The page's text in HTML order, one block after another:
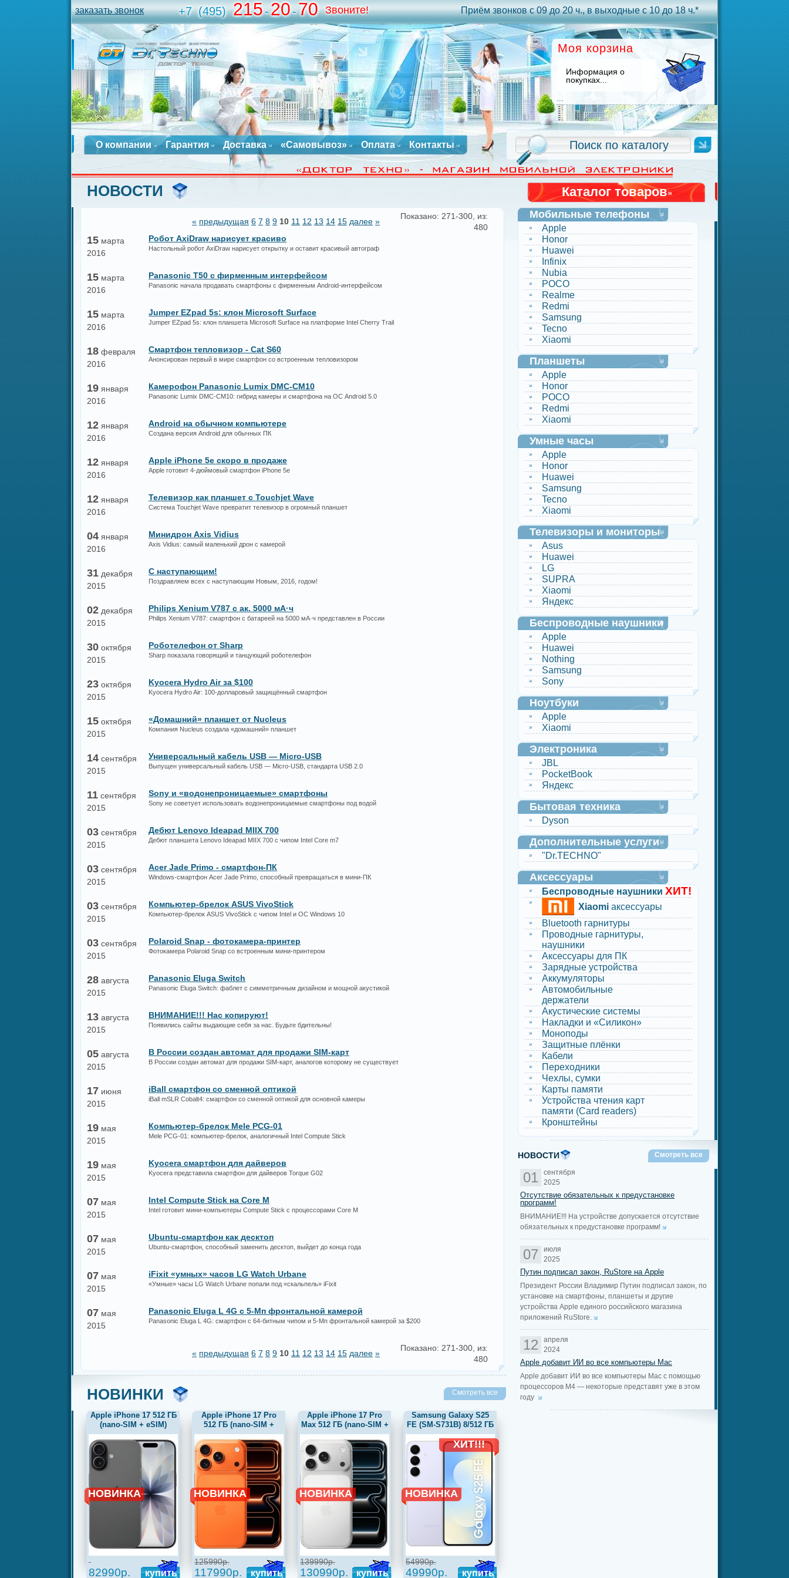
заказать звонок +7 (495) 215-20-70 Звоните! Приём звонков с 09 до 20 ч., в выходные с 10 до 18 ч.*
Моя корзина
Информация о
покупках...
О компании Гарантия Доставка «Самовывоз» Оплата Контакты
НОВОСТИ
« предыдущая 6 7 8 9 10 11 12 13 14 15 далее »
Показано: 271-300, из:
480
15 марта
2016
Робот AxiDraw нарисует красиво
Настольный робот AxiDraw нарисует открытку и оставит красивый автограф
15 марта
2016
Panasonic T50 с фирменным интерфейсом
Panasonic начала продавать смартфоны с фирменным Android-интерфейсом
15 марта
2016
Jumper EZpad 5s: клон Microsoft Surface
Jumper EZpad 5s: клон планшета Microsoft Surface на платформе Intel Cherry Trail
18 февраля
2016
Cмартфон тепловизор - Cat S60
Анонсирован первый в мире смартфон со встроенным тепловизором
19 января
2016
Камерофон Panasonic Lumix DMC-CM10
Panasonic Lumix DMC-CM10: гибрид камеры и смартфона на ОС Android 5.0
12 января
2016
Android на обычном компьютере
Создана версия Android для обычных ПК
12 января
2016
Apple iPhone 5e скоро в продаже
Apple готовит 4-дюймовый смартфон iPhone 5e
12 января
2016
Телевизор как планшет с Touchjet Wave
Система Touchjet Wave превратит телевизор в огромный планшет
04 января
2016
Минидрон Axis Vidius
Axis Vidius: самый маленький дрон с камерой
31 декабря
2015
С наступающим!
Поздравляем всех с наступающим Новым, 2016, годом!
02 декабря
2015
Philips Xenium V787 с ак. 5000 мА·ч
Philips Xenium V787: смартфон с батареей на 5000 мА·ч представлен в России
30 октября
2015
Роботелефон от Sharp
Sharp показала говорящий и танцующий роботелефон
23 октября
2015
Kyocera Hydro Air за $100
Kyocera Hydro Air: 100-долларовый защищённый смартфон
15 октября
2015
«Домашний» планшет от Nucleus
Компания Nucleus создала «домашний» планшет
14 сентября
2015
Универсальный кабель USB — Micro-USB
Выпущен универсальный кабель USB — Micro-USB, стандарта USB 2.0
11 сентября
2015
Sony и «водонепроницаемые» смартфоны
Sony не советует использовать водонепроницаемые смартфоны под водой
03 сентября
2015
Дебют Lenovo Ideapad MIIX 700
Дебют планшета Lenovo Ideapad MIIX 700 с чипом Intel Core m7
03 сентября
2015
Acer Jade Primo - смартфон-ПК
Windows-смартфон Acer Jade Primo, способный превращаться в мини-ПК
03 сентября
2015
Компьютер-брелок ASUS VivoStick
Компьютер-брелок ASUS VivoStick с чипом Intel и ОС Windows 10
03 сентября
2015
Polaroid Snap - фотокамера-принтер
Фотокамера Polaroid Snap со встроенным мини-принтером
28 августа
2015
Panasonic Eluga Switch
Panasonic Eluga Switch: фаблет с симметричным дизайном и мощной акустикой
13 августа
2015
ВНИМАНИЕ!!! Нас копируют!
Появились сайты выдающие себя за нас. Будьте бдительны!
05 августа
2015
В России создан автомат для продажи SIM-карт
В России создан автомат для продажи SIM-карт, аналогов которому не существует
17 июня
2015
iBall смартфон со сменной оптикой
iBall mSLR Cobalt4: смартфон со сменной оптикой для основной камеры
19 мая
2015
Компьютер-брелок Mele PCG-01
Mele PCG-01: компьютер-брелок, аналогичный Intel Compute Stick
19 мая
2015
Kyocera смартфон для дайверов
Kyocera представила смартфон для дайверов Torque G02
07 мая
2015
Intel Compute Stick на Core M
Intel готовит мини-компьютеры Compute Stick с процессорами Core M
07 мая
2015
Ubuntu-смартфон как десктоп
Ubuntu-смартфон, способный заменить десктоп, выйдет до конца года
07 мая
2015
iFixit «умных» часов LG Watch Urbane
«Умные» часы LG Watch Urbane попали под «скальпель» iFixit
07 мая
2015
Panasonic Eluga L 4G с 5-Мп фронтальной камерой
Panasonic Eluga L 4G: смартфон с 64-битным чипом и 5-Мп фронтальной камерой за $200
« предыдущая 6 7 8 9 10 11 12 13 14 15 далее »
Показано: 271-300, из:
480
НОВИНКИ Смотреть все
Apple iPhone 17 512 ГБ
(nano-SIM + eSIM)
черный, новый, не
актив, без комплекта
НОВИНКА
82990р. купить
Apple iPhone 17 Pro
512 ГБ (nano-SIM +
eSIM) оранжевый
НОВИНКА
125990р.
117990р. купить
Apple iPhone 17 Pro
Max 512 ГБ (nano-SIM +
eSIM) серебристый
НОВИНКА
139990р.
130990р. купить
Samsung Galaxy S25
FE (SM-S731B) 8/512 ГБ
RU, голубой
НОВИНКА
ХИТ!!!
54990р.
49990р. купить
Каталог товаров
Мобильные телефоны
Apple
Honor
Huawei
Infinix
Nubia
POCO
Realme
Redmi
Samsung
Tecno
Xiaomi
Планшеты
Apple
Honor
POCO
Redmi
Xiaomi
Умные часы
Apple
Honor
Huawei
Samsung
Tecno
Xiaomi
Телевизоры и мониторы
Asus
Huawei
LG
SUPRA
Xiaomi
Яндекс
Беспроводные наушники
Apple
Huawei
Nothing
Samsung
Sony
Ноутбуки
Apple
Xiaomi
Электроника
JBL
PocketBook
Яндекс
Бытовая техника
Dyson
Дополнительные услуги
"Dr.TECHNO"
Аксессуары
Беспроводные наушники ХИТ!
Xiaomi аксессуары
Bluetooth гарнитуры
Проводные гарнитуры,
наушники
Аксессуары для ПК
Зарядные устройства
Аккумуляторы
Автомобильные
держатели
Акустические системы
Накладки и «Силикон»
Моноподы
Защитные плёнки
Кабели
Переходники
Чехлы, сумки
Карты памяти
Устройства чтения карт
памяти (Card readers)
Кронштейны
НОВОСТИ Смотреть все
01
сентября
2025
Отсутствие обязательных к предустановке
программ!
ВНИМАНИЕ!!! На устройстве допускается отсутствие
обязательных к предустановке программ!
07
июля
2025
Путин подписал закон, RuStore на Apple
Президент России Владимир Путин подписал закон, по
установке на смартфоны, планшеты и другие
устройства Apple единого российского магазина
приложений RuStore.
12
апреля
2024
Apple добавит ИИ во все компьютеры Mac
Apple добавит ИИ во все компьютеры Mac с помощью
процессоров M4 — некоторые представят уже в этом
году